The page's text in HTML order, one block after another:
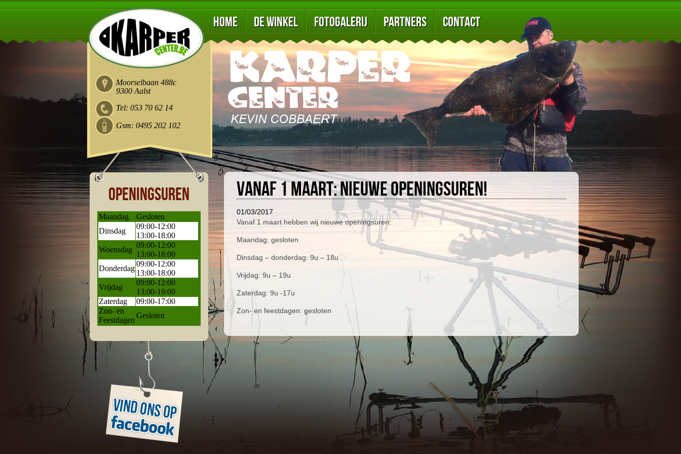
Home De winkel Fotogalerij Partners Contact
Moorselbaan 488c
9300 Aalst
Tel: 053 70 62 14
Gsm: 0495 202 102
Openingsuren
Maandag
Gesloten
Dinsdag
09:00-12:00
13:00-18:00
Woensdag
09:00-12:00
13:00-18:00
Donderdag
09:00-12:00
13:00-18:00
Vrijdag
09:00-12:00
13:00-19:00
Zaterdag
09:00-17:00
Zon- en
Feestdagen
Gesloten
Vanaf 1 maart: nieuwe openingsuren!
01/03/2017
Vanaf 1 maart hebben wij nieuwe openingsuren:
Maandag: gesloten
Dinsdag – donderdag: 9u – 18u
Vrijdag: 9u – 19u
Zaterdag: 9u -17u
Zon- en feestdagen: gesloten